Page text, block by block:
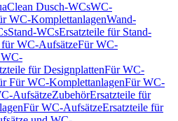
Dusch-WCsWC-
WC-KomplettanlagenWand-
Stand-WCsErsatzteile für Stand-
für WC-AufsätzeFür WC-
für DesignplattenFür WC-
Für WC-KomplettanlagenFür WC-
AufsätzeZubehörErsatzteile für
Für WC-AufsätzeErsatzteile für